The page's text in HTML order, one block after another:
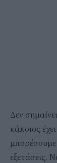
Δεν
κάποιος
εξετάσεις.